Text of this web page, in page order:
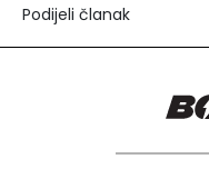
Podijeli članak